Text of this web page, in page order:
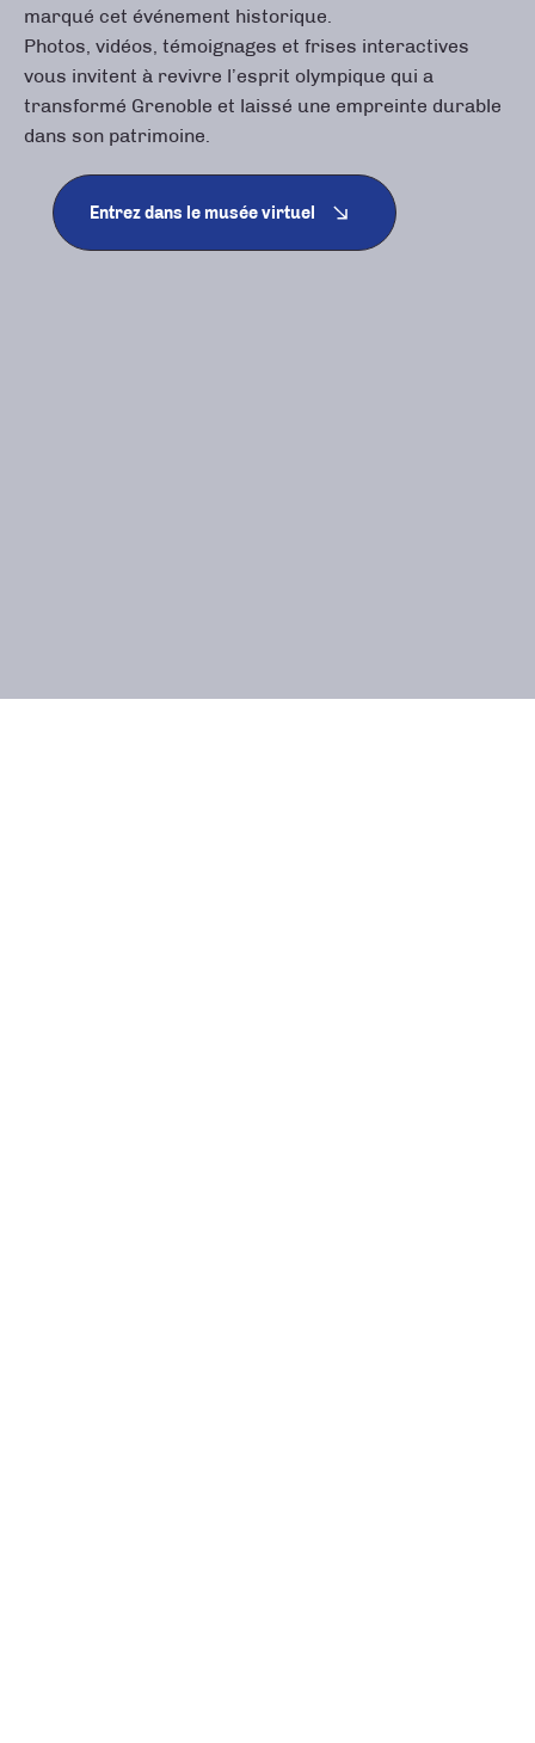
marqué cet événement historique.
Photos, vidéos, témoignages et frises interactives
vous invitent à revivre l’esprit olympique qui a
transformé Grenoble et laissé une empreinte durable
dans son patrimoine.
Entrez dans le musée virtuel